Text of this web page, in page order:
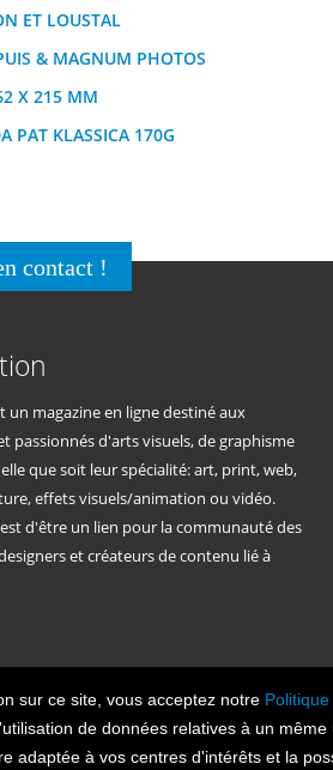
sur ce site, vous acceptez notre
de données relatives à un
adaptée à vos centres d'intérêts et la
ET LOUSTAL
& MAGNUM PHOTOS
X 215 MM
PAT KLASSICA 170G
contact !
un magazine en ligne destiné aux
passionnés d'arts visuels, de graphisme
que soit leur spécialité: art, print, web,
effets visuels/animation ou vidéo.
d'être un lien pour la communauté des
et créateurs de contenu lié à
© Copyright Pixelcreation